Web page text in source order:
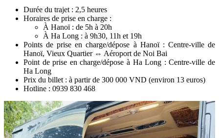
Durée du trajet : 2,5 heures
Horaires de prise en charge :
À Hanoï : de 5h à 20h
À Ha Long : à 9h30, 11h et 19h
Points de prise en charge/dépose à Hanoï : Centre-ville de
Hanoï, Vieux Quartier ⇔ Aéroport de Noi Bai
Point de prise en charge/dépose à Ha Long : Centre-ville de
Ha Long
Prix du billet : à partir de 300 000 VND (environ 13 euros)
Hotline : 0939 830 468